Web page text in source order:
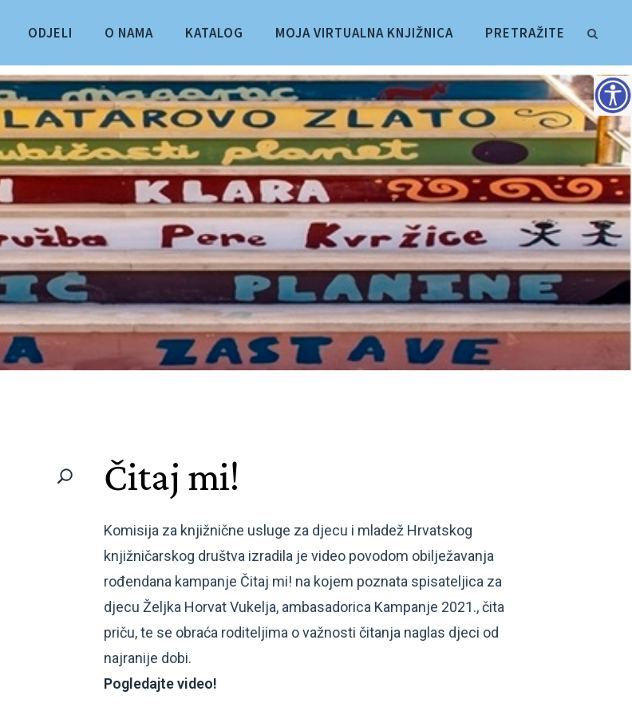
ODJELI O NAMA KATALOG MOJA VIRTUALNA KNJIŽNICA PRETRAŽITE
Čitaj mi!
Komisija za knjižnične usluge za djecu i mladež Hrvatskog
knjižničarskog društva izradila je video povodom obilježavanja
rođendana kampanje Čitaj mi! na kojem poznata spisateljica za
djecu Željka Horvat Vukelja, ambasadorica Kampanje 2021., čita
priču, te se obraća roditeljima o važnosti čitanja naglas djeci od
najranije dobi.
Pogledajte video!